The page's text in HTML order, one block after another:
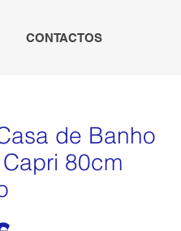
CONTACTOS
de Banho
80cm